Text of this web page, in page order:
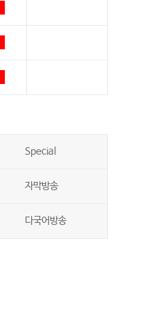
Special
자막방송
다국어방송